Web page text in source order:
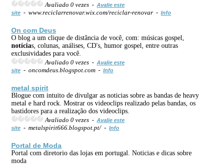
Avaliado 0 vezes - Avalie este
site - www.reciclarrenovar.wix.com/reciclar-renovar - Info
On com Deus
O blog a um clique de distância de você, com: músicas gospel,
notícias, colunas, análises, CD's, humor gospel, entre outras
exclusividades para você.
Avaliado 0 vezes - Avalie este
site - oncomdeus.blogspot.com - Info
metal spirit
Blogue com intuito de divulgar as noticias sobre as bandas de heavy
metal e hard rock. Mostrar os videoclips realizado pelas bandas, os
bastidores para a realização dos videoclips.
Avaliado 0 vezes - Avalie este
site - metalspirit666.blogspot.pt/ - Info
Portal de Moda
Portal com diretorio das lojas em portugal. Noticias e dicas sobre
moda